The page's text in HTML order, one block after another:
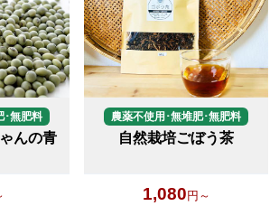
･無肥料
んの青
農薬不使用･無堆肥･無肥料
自然栽培ごぼう茶
1,080 円～